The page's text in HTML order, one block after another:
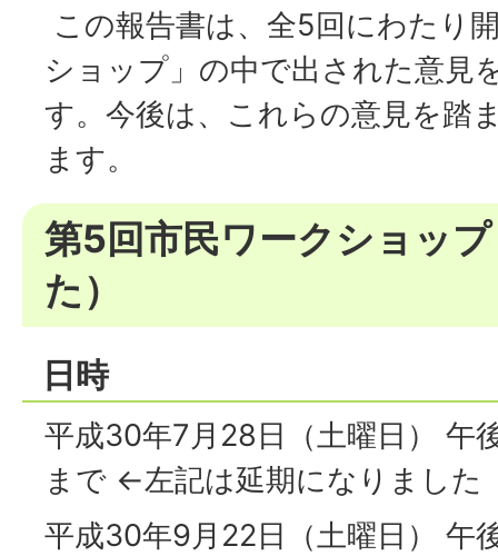
この報告書は、全5回にわたり
ショップ」の中で出された意見
す。今後は、これらの意見を踏
ます。
第5回市民ワークショッ
た）
日時
平成30年7月28日（土曜日） 午
まで ←左記は延期になりました
平成30年9月22日（土曜日） 午